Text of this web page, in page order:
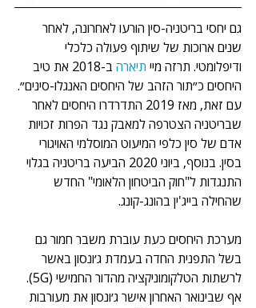
גם יחסי בריטניה-סין הורעו לאחרונה, לאחר
שנים ארוכות של שיתוף פעולה כלכלי
ודיפלומטי. תרזה מיי תיארה
ב-2018 את טיב
היחסים כ״תור הזהב של היחסים האנגלו-סינים״.
עם זאת, מאז 2019 התדרדרו היחסים לאחר
שבריטניה הצטרפה למאבק נגד הפרות זכויות
אדם של סין כלפי המיעוט המוסלמי האויגורי
בסין. בנוסף, ביוני 2020 הביעה בריטניה בגלוי
התנגדות ל"חוק הביטחון הלאומי" החדש
שהחילה בייג'ין בהונג-קונג.
מערכת היחסים כעת עוברת משבר חמור גם
בשל התפנית החדה בעמדת ג׳ונסון באשר
לרשתות הטלקומוניקציה מהדור החמישי (5G).
אף שבינואר האחרון אישר ג׳ונסון את מעורבות